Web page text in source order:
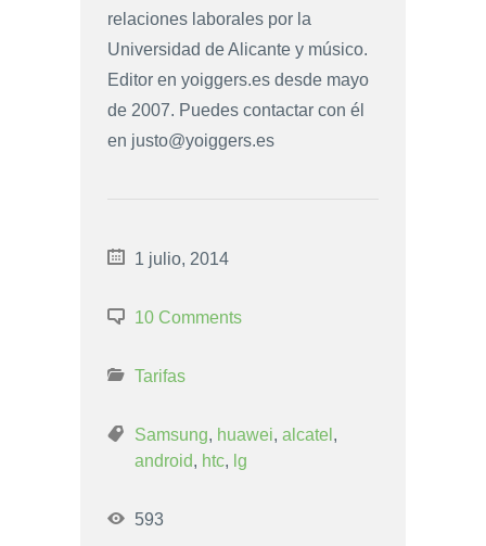
relaciones laborales por la
Universidad de Alicante y músico.
Editor en yoiggers.es desde mayo
de 2007. Puedes contactar con él
en justo@yoiggers.es
1 julio, 2014
10 Comments
Tarifas
Samsung, huawei, alcatel ,
android, htc, lg
593